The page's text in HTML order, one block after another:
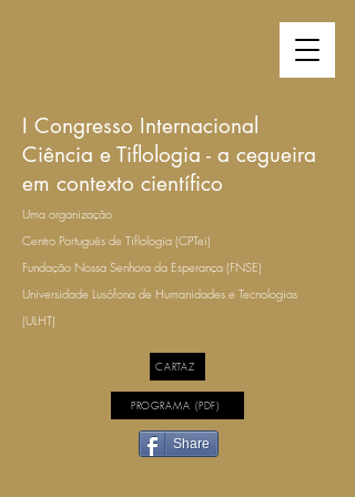
I Congresso Internacional
Ciência e Tiflologia - a cegueira
em contexto científico
Uma organização
Centro Português de Tiflologia (CPTei)
Fundação Nossa Senhora da Esperança (FNSE)
Universidade Lusófona de Humanidades e Tecnologias
(ULHT)
CARTAZ
PROGRAMA (PDF)
Share